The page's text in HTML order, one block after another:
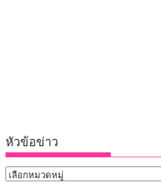
หัวข้อข่าว
หัวข้อ